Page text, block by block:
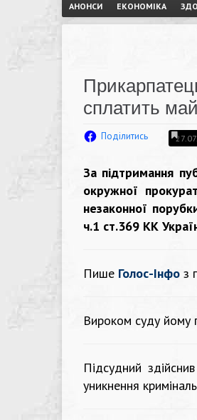
АНОНСИ ЕКОНОМІКА
сплатить
Поділитись
За підтримання
окружної
незаконної
ч.1 ст.369 КК
Пише Голос-Інфо з
Вироком суду йому
Підсудний
уникнення